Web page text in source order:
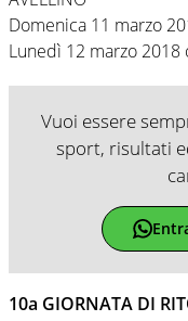
Domenica 11 marzo
Lunedì 12 marzo 2018
Vuoi essere
sport, risultati
10a GIORNATA DI